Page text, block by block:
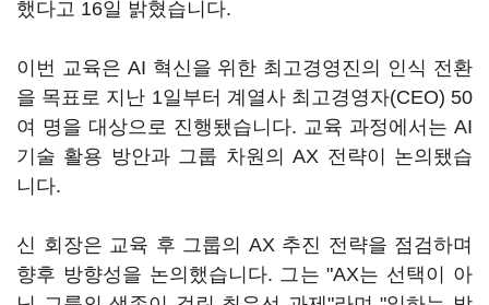
했다고 16일 밝혔습니다.
이번 교육은 AI 혁신을 위한 최고경영진의 인식 전환
을 목표로 지난 1일부터 계열사 최고경영자(CEO) 50
여 명을 대상으로 진행됐습니다. 교육 과정에서는 AI
기술 활용 방안과 그룹 차원의 AX 전략이 논의됐습
니다.
신 회장은 교육 후 그룹의 AX 추진 전략을 점검하며
향후 방향성을 논의했습니다. 그는 "AX는 선택이 아